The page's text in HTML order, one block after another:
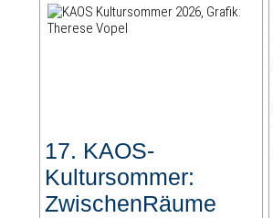
17. KAOS-
Kultursommer:
ZwischenRäume